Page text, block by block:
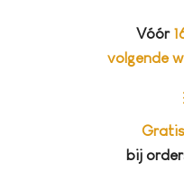
Vóór
volgende
Gratis
bij